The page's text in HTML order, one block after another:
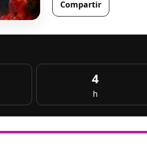
Compartir
4
h